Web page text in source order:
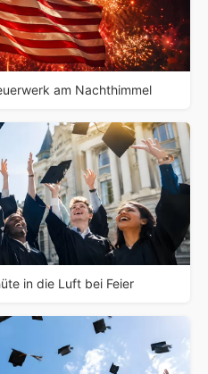
am Nachthimmel
in die Luft bei Feier